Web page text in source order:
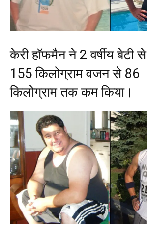
केरी हॉफमैन ने 2 वर्षीय बेटी
155 किलोग्राम वजन से 86
किलोग्राम तक कम किया।